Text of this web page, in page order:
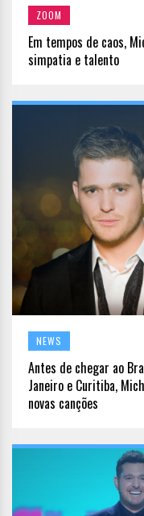
ZOOM
Em tempos de caos,
simpatia e talento
NEWS
Antes de chegar ao
Janeiro e Curitiba,
novas canções